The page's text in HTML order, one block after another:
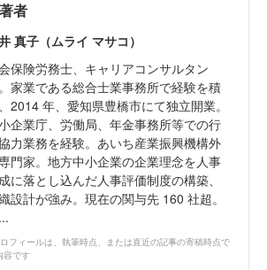
者
真子（ムライ マサコ）
保険労務士、キャリアコンサルタン
家業である総合士業事務所で経験を積
2014 年、愛知県豊橋市にて独立開業。
企業庁、労働局、年金事務所等での行
力業務を経験。あいち産業振興機構外
門家。地方中小企業の企業理念を人事
に落とし込んだ人事評価制度の構築、
設計が強み。現在の関与先 160 社超。
フィールは、執筆時点、または直近の記事の寄稿時点で
容です